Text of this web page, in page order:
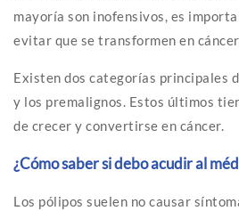
mayoría son inofensivos, es
evitar que se transformen en
Existen dos categorías principales
y los premalignos. Estos últimos
de crecer y convertirse en cáncer.
¿Cómo saber si debo acudir al
Los pólipos suelen no causar